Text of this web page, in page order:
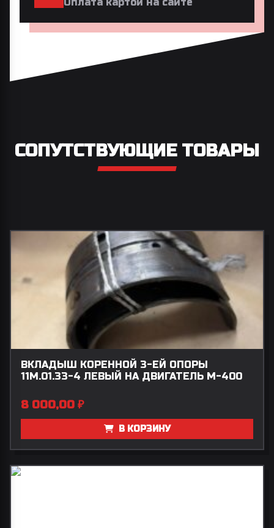
СОПУТСТВУЮЩИЕ ТОВАРЫ
ВКЛАДЫШ КОРЕННОЙ 3-ЕЙ ОПОРЫ
11М.01.33-4 ЛЕВЫЙ НА ДВИГАТЕЛЬ М-400
8 000,00 ₽
В КОРЗИНУ